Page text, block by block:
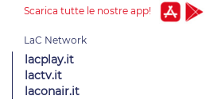
Scarica tutte le nostre app!
lacplay.it
lactv.it
laconair.it